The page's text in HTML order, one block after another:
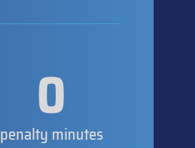
0
penalty minutes